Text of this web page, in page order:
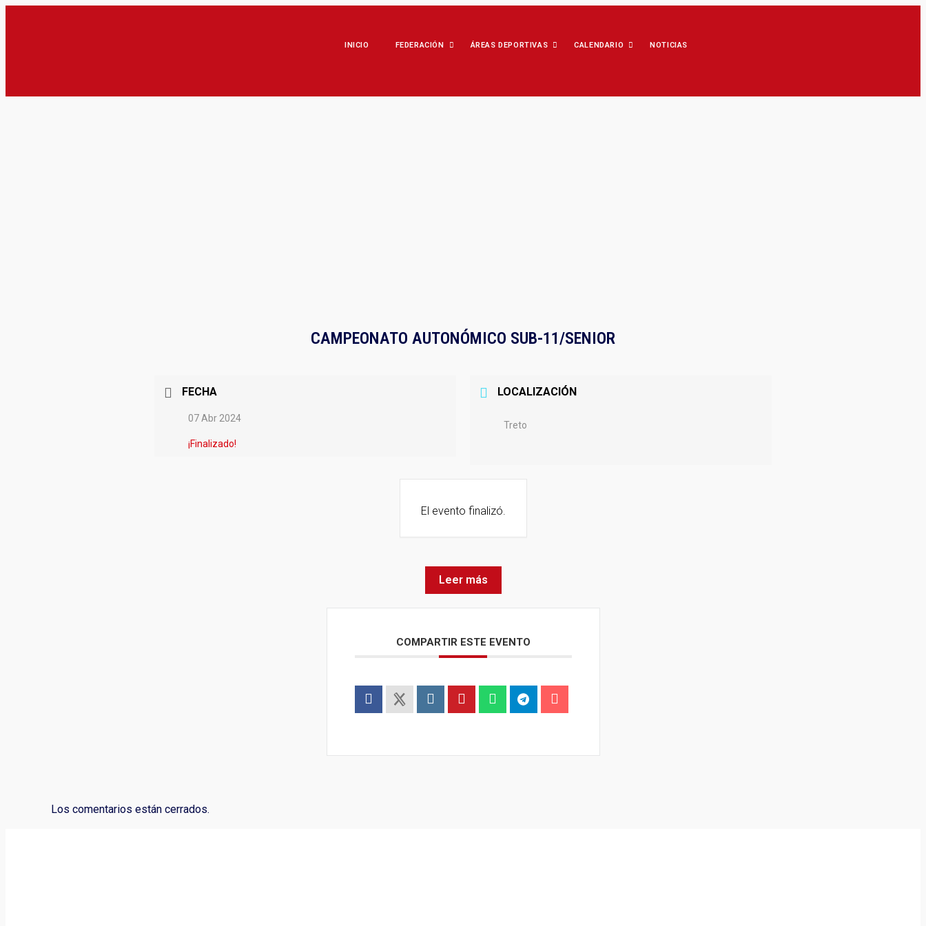
INICIO FEDERACIÓN ÁREAS DEPORTIVAS CALENDARIO NOTICIAS
CAMPEONATO AUTONÓMICO SUB-11/SENIOR
FECHA
07 Abr 2024
¡Finalizado!
LOCALIZACIÓN
Treto
El evento finalizó.
Leer más
COMPARTIR ESTE EVENTO
Los comentarios están cerrados.